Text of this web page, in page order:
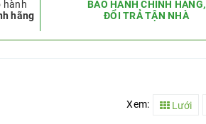
hành
hãng
BẢO HÀNH CHÍNH HÃNG,
ĐỔI TRẢ TẬN NHÀ
Xem: Lưới